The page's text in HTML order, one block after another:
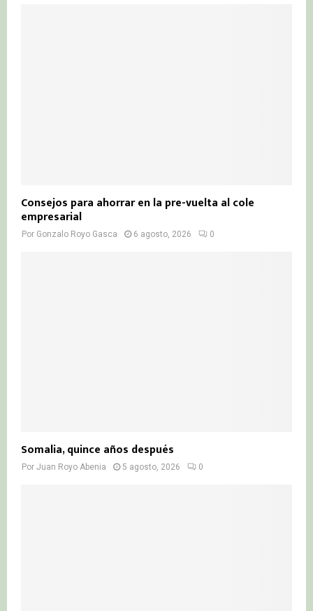
Consejos para ahorrar en la pre-vuelta al cole
empresarial
Por Gonzalo Royo Gasca 6 agosto, 2026 0
Somalia, quince años después
Por Juan Royo Abenia 5 agosto, 2026 0